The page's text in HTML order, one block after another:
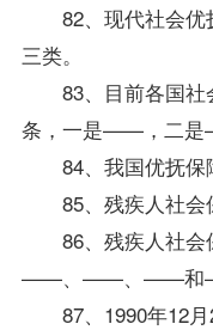
82、现代社会
三类。
83、目前各国社
条，一是——，二
84、我国优抚保
85、残疾人社会
86、残疾人社会
——、——、——和
87、1990年12月